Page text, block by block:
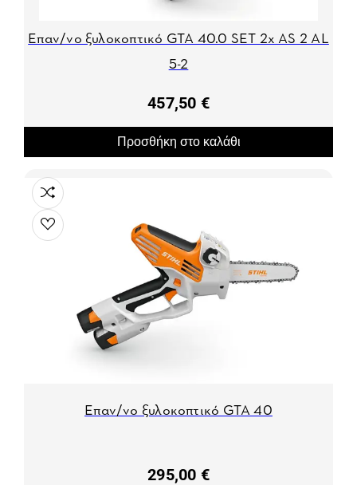
Επαν/νο ξυλοκοπτικό GTA 40.0 SET 2x AS 2 AL
5-2
457,50 €
Προσθήκη στο καλάθι
Επαν/νο ξυλοκοπτικό GTA 40
295,00 €